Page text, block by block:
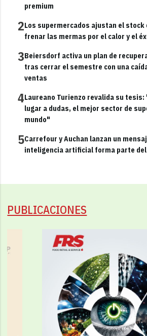
premium
2Los supermercados ajustan el stock
frenar las mermas por el calor y el
3Beiersdorf activa un plan de
tras cerrar el semestre con una
ventas
4Laureano Turienzo revalida su
lugar a dudas, el mejor sector de
mundo"
5Carrefour y Auchan lanzan un
inteligencia artificial forma parte del
PUBLICACIONES